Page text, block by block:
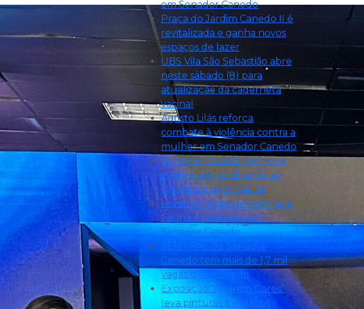
em Senador Canedo
Praça do Jardim Canedo II é
revitalizada e ganha novos
espaços de lazer
UBS Vila São Sebastião abre
neste sábado (8) para
atualização da caderneta
vacinal
Agosto Lilás reforça
combate à violência contra a
mulher em Senador Canedo
Senador Canedo promove
evento em celebração ao
Dia Nacional da Saúde
Levantamento de Vetores e
Fauna é realizado em
Senador Canedo
SEMTRAE de Senador
Canedo tem mais de 1,7 mil
vagas de emprego
Exposição “Arte em Cores”
leva pinturas a espaços